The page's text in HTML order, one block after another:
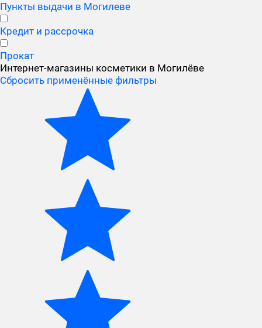
Пункты выдачи в Могилеве
Кредит и рассрочка
Прокат
Интернет-магазины косметики в Могилёве
Сбросить применённые фильтры